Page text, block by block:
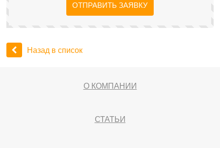
ОТПРАВИТЬ ЗАЯВКУ
Назад в список
О КОМПАНИИ
СТАТЬИ